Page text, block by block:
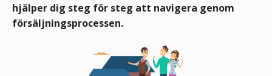
hjälper dig steg för steg att navigera genom
försäljningsprocessen.